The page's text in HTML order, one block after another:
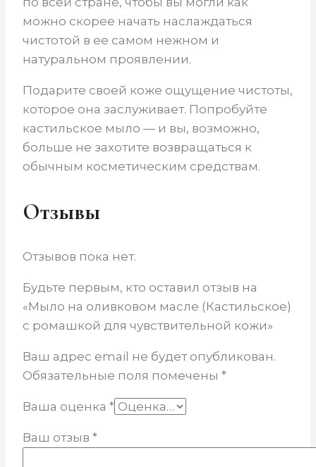
можно скорее начать наслаждаться
чистотой в ее самом нежном и
натуральном проявлении.
Подарите своей коже ощущение чистоты,
которое она заслуживает. Попробуйте
кастильское мыло — и вы, возможно,
больше не захотите возвращаться к
обычным косметическим средствам.
Отзывы
Отзывов пока нет.
Будьте первым, кто оставил отзыв на
«Мыло на оливковом масле (Кастильское)
с ромашкой для чувствительной кожи»
Ваш адрес email не будет опубликован.
Обязательные поля помечены *
Ваша оценка *
Ваш отзыв *